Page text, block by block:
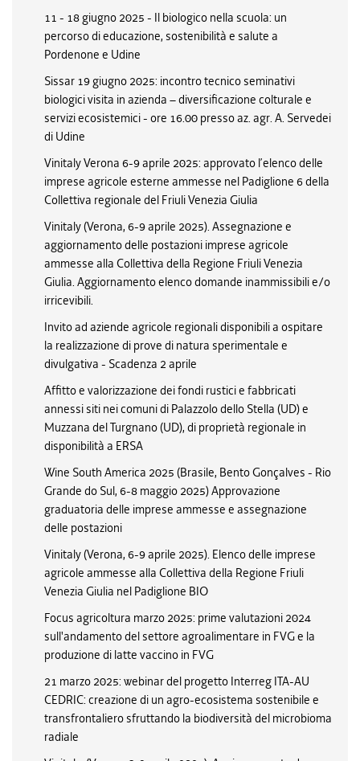
11 - 18 giugno 2025 - Il biologico nella scuola: un
percorso di educazione, sostenibilità e salute a
Pordenone e Udine
Sissar 19 giugno 2025: incontro tecnico seminativi
biologici visita in azienda – diversificazione colturale e
servizi ecosistemici - ore 16.00 presso az. agr. A. Servedei
di Udine
Vinitaly Verona 6-9 aprile 2025: approvato l’elenco delle
imprese agricole esterne ammesse nel Padiglione 6 della
Collettiva regionale del Friuli Venezia Giulia
Vinitaly (Verona, 6-9 aprile 2025). Assegnazione e
aggiornamento delle postazioni imprese agricole
ammesse alla Collettiva della Regione Friuli Venezia
Giulia. Aggiornamento elenco domande inammissibili e/o
irricevibili.
Invito ad aziende agricole regionali disponibili a ospitare
la realizzazione di prove di natura sperimentale e
divulgativa - Scadenza 2 aprile
Affitto e valorizzazione dei fondi rustici e fabbricati
annessi siti nei comuni di Palazzolo dello Stella (UD) e
Muzzana del Turgnano (UD), di proprietà regionale in
disponibilità a ERSA
Wine South America 2025 (Brasile, Bento Gonçalves - Rio
Grande do Sul, 6-8 maggio 2025) Approvazione
graduatoria delle imprese ammesse e assegnazione
delle postazioni
Vinitaly (Verona, 6-9 aprile 2025). Elenco delle imprese
agricole ammesse alla Collettiva della Regione Friuli
Venezia Giulia nel Padiglione BIO
Focus agricoltura marzo 2025: prime valutazioni 2024
sull'andamento del settore agroalimentare in FVG e la
produzione di latte vaccino in FVG
21 marzo 2025: webinar del progetto Interreg ITA-AU
CEDRIC: creazione di un agro-ecosistema sostenibile e
transfrontaliero sfruttando la biodiversità del microbioma
radiale